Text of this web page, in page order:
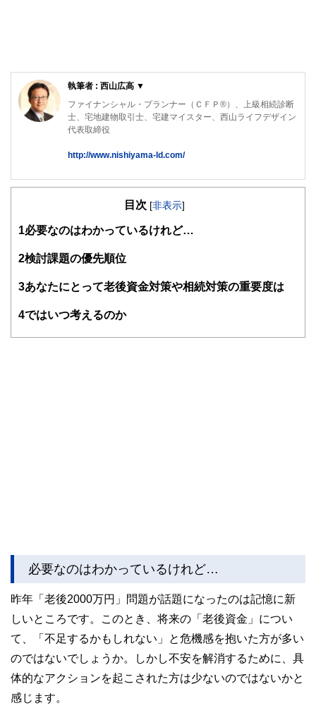
執筆者 : 西山広高 ▼
ファイナンシャル・プランナー（ＣＦＰ®）、上級相続診断
士、宅地建物取引士、宅建マイスター、西山ライフデザイン
代表取締役
http://www.nishiyama-ld.com/
「円満な相続のための対策」「家計の見直し」「資産形成・
社での勤務経験を活かし、「マイホーム取得などの不動産仲
バイスを行っている。
西山ライフデザイン株式会社 HP
http://www.nishiyama-ld.com/
目次 [非表示]
1必要なのはわかっているけれど…
2検討課題の優先順位
3あなたにとって老後資金対策や相続対策の重要度は
4ではいつ考えるのか
必要なのはわかっているけれど…
昨年「老後2000万円」問題が話題になったのは記憶に新
しいところです。このとき、将来の「老後資金」につい
て、「不足するかもしれない」と危機感を抱いた方が多い
のではないでしょうか。しかし不安を解消するために、具
体的なアクションを起こされた方は少ないのではないかと
感じます。